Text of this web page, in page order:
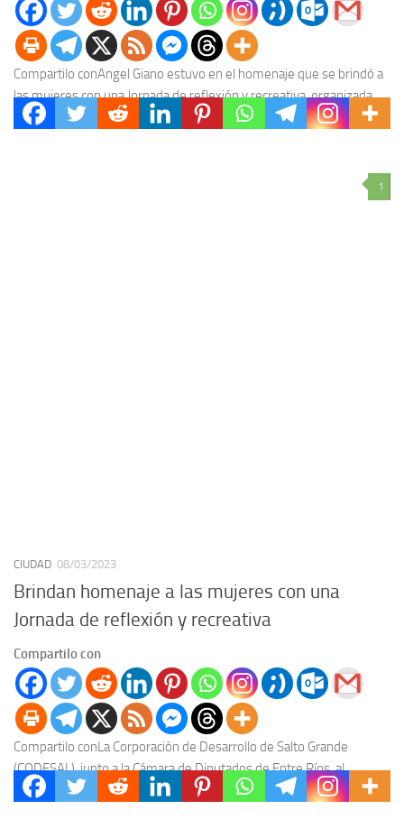
Compartilo conAngel Giano estuvo en el homenaje que se brindó a
las mujeres con una Jornada de reflexión y recreativa, organizada
por la Cámara de...
1
CIUDAD 08/03/2023
Brindan homenaje a las mujeres con una
Jornada de reflexión y recreativa
Compartilo con
Compartilo conLa Corporación de Desarrollo de Salto Grande
(CODESAL), junto a la Cámara de Diputados de Entre Ríos, al
Programa Acercar Derechos del Ministerio de...